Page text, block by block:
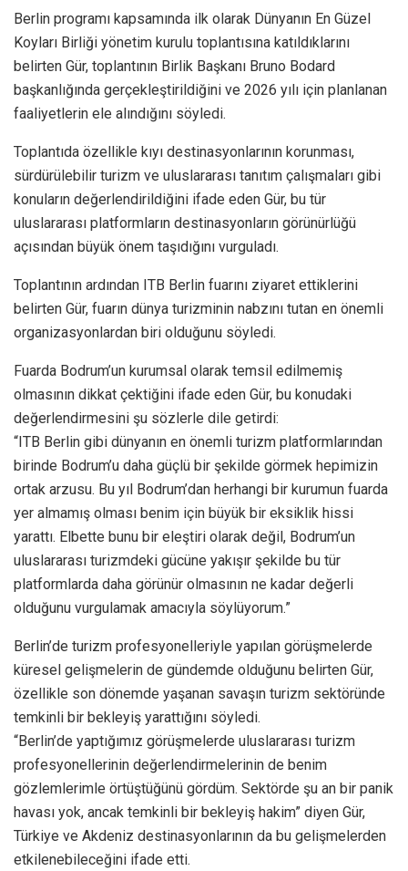
Berlin programı kapsamında ilk olarak Dünyanın En Güzel
Koyları Birliği yönetim kurulu toplantısına katıldıklarını
belirten Gür, toplantının Birlik Başkanı Bruno Bodard
başkanlığında gerçekleştirildiğini ve 2026 yılı için planlanan
faaliyetlerin ele alındığını söyledi.
Toplantıda özellikle kıyı destinasyonlarının korunması,
sürdürülebilir turizm ve uluslararası tanıtım çalışmaları gibi
konuların değerlendirildiğini ifade eden Gür, bu tür
uluslararası platformların destinasyonların görünürlüğü
açısından büyük önem taşıdığını vurguladı.
Toplantının ardından ITB Berlin fuarını ziyaret ettiklerini
belirten Gür, fuarın dünya turizminin nabzını tutan en önemli
organizasyonlardan biri olduğunu söyledi.
Fuarda Bodrum’un kurumsal olarak temsil edilmemiş
olmasının dikkat çektiğini ifade eden Gür, bu konudaki
değerlendirmesini şu sözlerle dile getirdi:
“ITB Berlin gibi dünyanın en önemli turizm platformlarından
birinde Bodrum’u daha güçlü bir şekilde görmek hepimizin
ortak arzusu. Bu yıl Bodrum’dan herhangi bir kurumun fuarda
yer almamış olması benim için büyük bir eksiklik hissi
yarattı. Elbette bunu bir eleştiri olarak değil, Bodrum’un
uluslararası turizmdeki gücüne yakışır şekilde bu tür
platformlarda daha görünür olmasının ne kadar değerli
olduğunu vurgulamak amacıyla söylüyorum.”
Berlin’de turizm profesyonelleriyle yapılan görüşmelerde
küresel gelişmelerin de gündemde olduğunu belirten Gür,
özellikle son dönemde yaşanan savaşın turizm sektöründe
temkinli bir bekleyiş yarattığını söyledi.
“Berlin’de yaptığımız görüşmelerde uluslararası turizm
profesyonellerinin değerlendirmelerinin de benim
gözlemlerimle örtüştüğünü gördüm. Sektörde şu an bir panik
havası yok, ancak temkinli bir bekleyiş hakim” diyen Gür,
Türkiye ve Akdeniz destinasyonlarının da bu gelişmelerden
etkilenebileceğini ifade etti.